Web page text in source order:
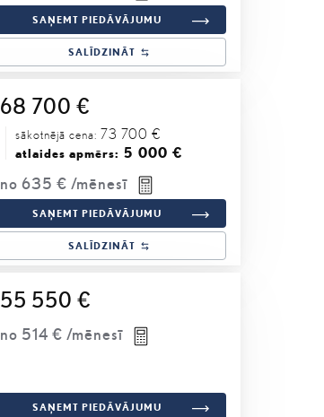
SAŅEMT PIEDĀVĀJUMU
SALĪDZINĀT
68 700 €
sākotnējā cena: 73 700 €
atlaides apmērs: 5 000 €
no 635 € /mēnesī
SAŅEMT PIEDĀVĀJUMU
SALĪDZINĀT
55 550 €
no 514 € /mēnesī
SAŅEMT PIEDĀVĀJUMU